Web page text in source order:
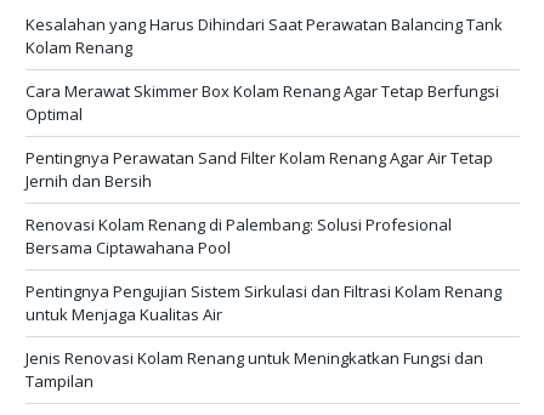
Kesalahan yang Harus Dihindari Saat Perawatan Balancing Tank
Kolam Renang
Cara Merawat Skimmer Box Kolam Renang Agar Tetap Berfungsi
Optimal
Pentingnya Perawatan Sand Filter Kolam Renang Agar Air Tetap
Jernih dan Bersih
Renovasi Kolam Renang di Palembang: Solusi Profesional
Bersama Ciptawahana Pool
Pentingnya Pengujian Sistem Sirkulasi dan Filtrasi Kolam Renang
untuk Menjaga Kualitas Air
Jenis Renovasi Kolam Renang untuk Meningkatkan Fungsi dan
Tampilan